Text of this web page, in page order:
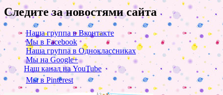
Следите за новостями сайта
Наша группа в Вконтакте
Мы в Facebook
Наша группа в Одноклассниках
Мы на Google+
Наш канал на YouTube
Мы в Pinterest